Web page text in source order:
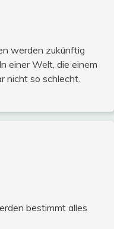
werden zukünftig
einer Welt, die einem
nicht so schlecht.
bestimmt alles